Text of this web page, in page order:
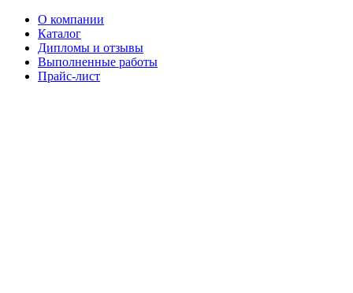
О компании
Каталог
Дипломы и отзывы
Выполненные работы
Прайс-лист